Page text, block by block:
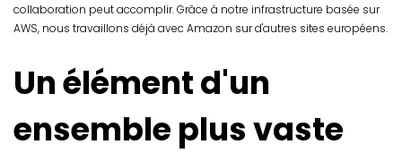
collaboration peut accomplir. Grâce à notre infrastructure basée sur
AWS, nous travaillons déjà avec Amazon sur d'autres sites européens.
Un élément d'un
ensemble plus vaste